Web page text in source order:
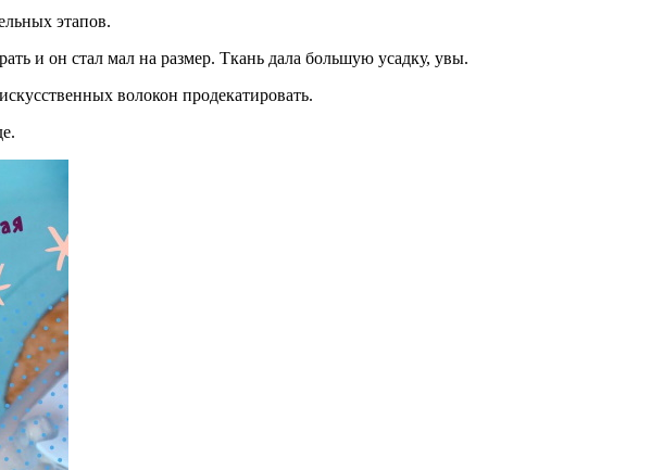
этапов.
и он стал мал на размер. Ткань дала большую усадку, увы.
волокон продекатировать.